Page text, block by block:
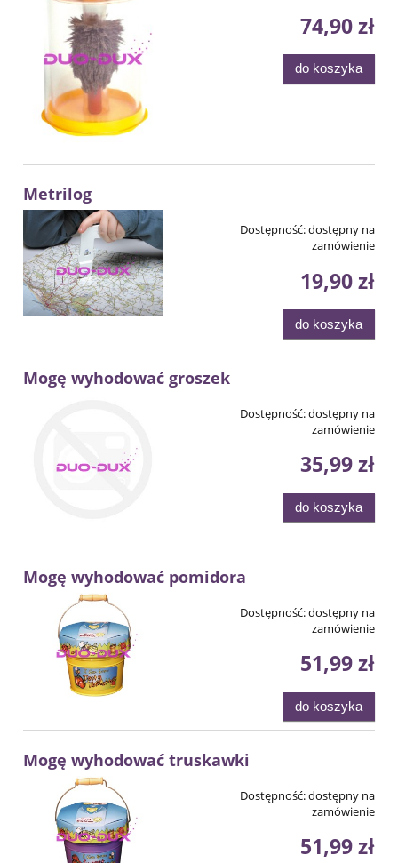
74,90 zł
do koszyka
Metrilog
Dostępność:dostępny na
zamówienie
19,90 zł
do koszyka
Mogę wyhodować groszek
Dostępność:dostępny na
zamówienie
35,99 zł
do koszyka
Mogę wyhodować pomidora
Dostępność:dostępny na
zamówienie
51,99 zł
do koszyka
Mogę wyhodować truskawki
Dostępność:dostępny na
zamówienie
51,99 zł